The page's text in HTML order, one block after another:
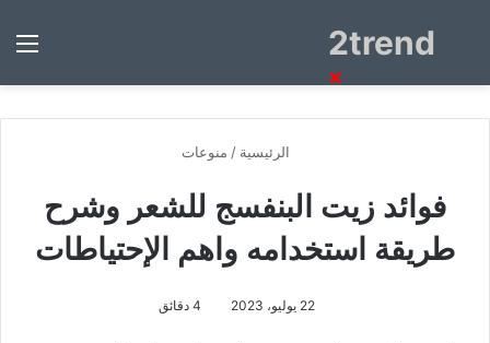
2trendبحث
الرئيسية / منوعات
فوائد زيت البنفسج للشعر وشرح
طريقة استخدامه واهم الإحتياطات
22 يوليو، 2023
×